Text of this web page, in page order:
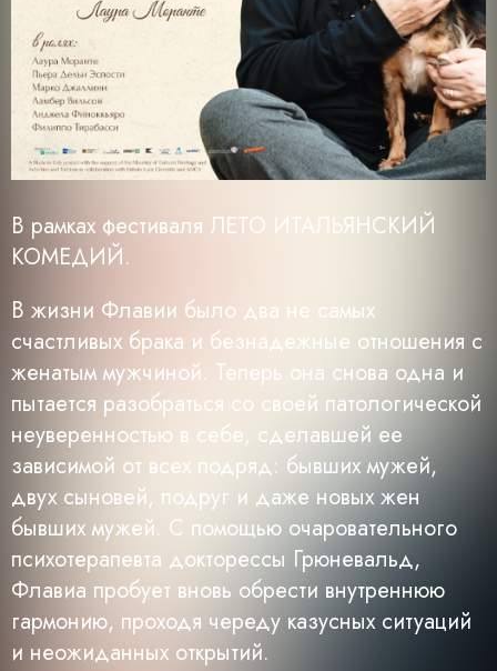
В рамках фестиваля ЛЕТО ИТАЛЬЯНСКИЙ
КОМЕДИЙ.
В жизни Флавии было два не самых
счастливых брака и безнадежные отношения с
женатым мужчиной. Теперь она снова одна и
пытается разобраться со своей патологической
неуверенностью в себе, сделавшей ее
зависимой от всех подряд: бывших мужей,
двух сыновей, подруг и даже новых жен
бывших мужей. С помощью очаровательного
психотерапевта докторессы Грюневальд,
Флавиа пробует вновь обрести внутреннюю
гармонию, проходя череду казусных ситуаций
и неожиданных открытий.